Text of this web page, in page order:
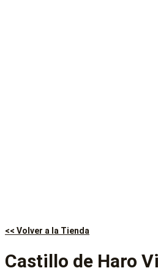
<< Volver a la Tienda
Castillo de Haro